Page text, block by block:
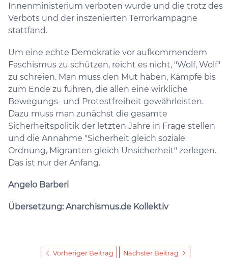
Innenministerium verboten wurde und die trotz des
Verbots und der inszenierten Terrorkampagne
stattfand.
Um eine echte Demokratie vor aufkommendem
Faschismus zu schützen, reicht es nicht, "Wolf, Wolf"
zu schreien. Man muss den Mut haben, Kämpfe bis
zum Ende zu führen, die allen eine wirkliche
Bewegungs- und Protestfreiheit gewährleisten.
Dazu muss man zunächst die gesamte
Sicherheitspolitik der letzten Jahre in Frage stellen
und die Annahme "Sicherheit gleich soziale
Ordnung, Migranten gleich Unsicherheit" zerlegen.
Das ist nur der Anfang.
Angelo Barberi
Übersetzung: Anarchismus.de Kollektiv
Vorheriger Beitrag Nächster Beitrag